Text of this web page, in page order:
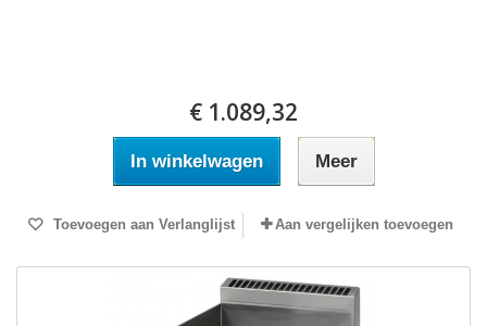
€ 1.089,32
In winkelwagen Meer
Toevoegen aan Verlanglijst Aan vergelijken toevoegen